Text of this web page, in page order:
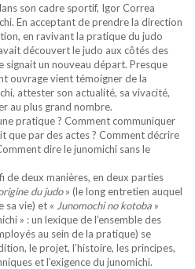
son cadre sportif, Igor Correa
En acceptant de prendre la direction
en ravivant la pratique du judo
découvert le judo aux côtés des
signait un nouveau départ. Presque
ouvrage vient témoigner de la
attester son actualité, sa vivacité,
au plus grand nombre.
pratique ? Comment communiquer
que par des actes ? Comment décrire
dire le junomichi sans le
de deux manières, en deux parties
du judo» (le long entretien auquel
sa vie) et « Junomochi no kotoba »
» : un lexique de l’ensemble des
au sein de la pratique) se
le projet, l’histoire, les principes,
et l’exigence du junomichi.